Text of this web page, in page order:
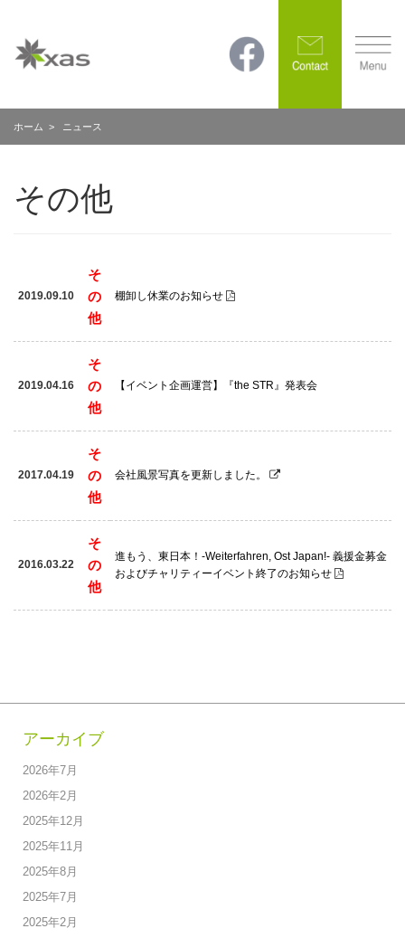
ホーム > ニュース
その他
2019.09.10
そ
の
他
棚卸し休業のお知らせ
2019.04.16
そ
の
他
【イベント企画運営】『the STR』発表会
2017.04.19
そ
の
他
会社風景写真を更新しました。
2016.03.22
そ
の
他
進もう、東日本！-Weiterfahren, Ost Japan!- 義援金募金
およびチャリティーイベント終了のお知らせ
アーカイブ
2026年7月
2026年2月
2025年12月
2025年11月
2025年8月
2025年7月
2025年2月